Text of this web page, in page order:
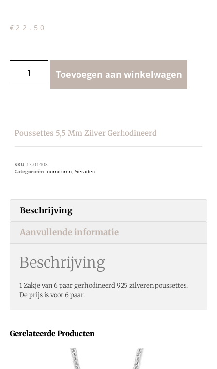
€ 22.50
Toevoegen aan winkelwagen
Gerelateerde Producten
Poussettes 5,5 Mm Zilver Gerhodineerd
SKU 13.01408
Categorieën fournituren, Sieraden
Beschrijving
Aanvullende informatie
Beschrijving
1 Zakje van 6 paar gerhodineerd 925 zilveren poussettes.
De prijs is voor 6 paar.